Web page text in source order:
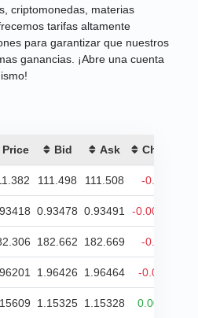
criptomonedas, materias
tarifas altamente
para garantizar que nuestros
ganancias. ¡Abre una cuenta